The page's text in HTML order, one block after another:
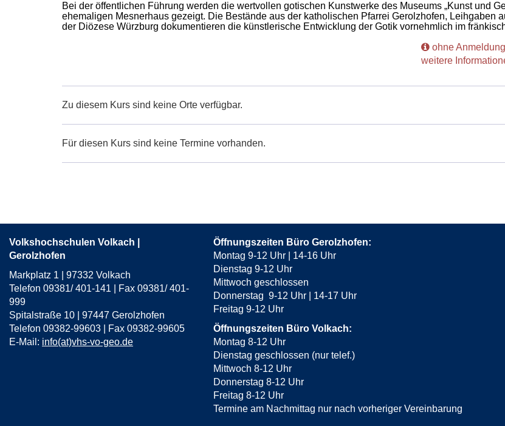
Bei der öffentlichen Führung werden die wertvollen gotischen Kunstwerke des Museums „Kunst und
ehemaligen Mesnerhaus gezeigt. Die Bestände aus der katholischen Pfarrei Gerolzhofen, Leihgaben
der Diözese Würzburg dokumentieren die künstlerische Entwicklung der Gotik vornehmlich im
ohne Anmeldung
weitere
Zu diesem Kurs sind keine Orte verfügbar.
Für diesen Kurs sind keine Termine vorhanden.
Volkshochschulen Volkach |
Gerolzhofen
Markplatz 1 | 97332 Volkach
Telefon 09381/ 401-141 | Fax 09381/ 401-
999
Spitalstraße 10 | 97447 Gerolzhofen
Telefon 09382-99603 | Fax 09382-99605
E-Mail: info(at)vhs-vo-geo.de
Öffnungszeiten Büro Gerolzhofen:
Montag 9-12 Uhr | 14-16 Uhr
Dienstag 9-12 Uhr
Mittwoch geschlossen
Donnerstag 9-12 Uhr | 14-17 Uhr
Freitag 9-12 Uhr
Öffnungszeiten Büro Volkach:
Montag 8-12 Uhr
Dienstag geschlossen (nur telef.)
Mittwoch 8-12 Uhr
Donnerstag 8-12 Uhr
Freitag 8-12 Uhr
Termine am Nachmittag nur nach vorheriger Vereinbarung